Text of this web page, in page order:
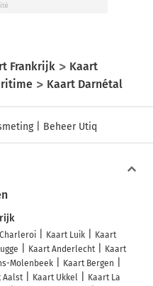
Frankrijk
Kaart
Kaart Darnétal
| Beheer Utiq
Kaart Luik
Kaart
Kaart Anderlecht
Kaart
Molenbeek
Kaart Bergen
Aalst Kaart Ukkel
Kaart La